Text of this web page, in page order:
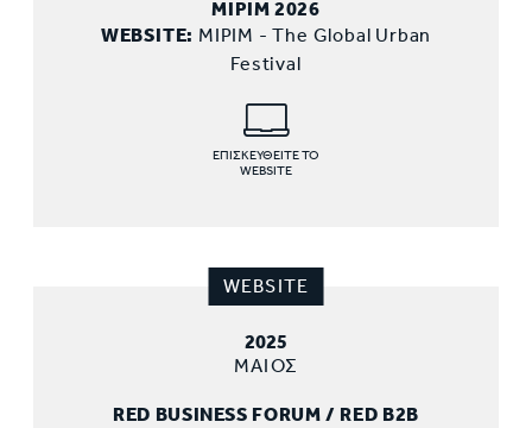
MIPIM 2026
WEBSITE: MIPIM - The Global Urban
Festival
ΕΠΙΣΚΕΥΘΕΙΤΕ ΤΟ
WEBSITE
WEBSITE
2025
ΜΑΙΟΣ
RED BUSINESS FORUM / RED B2B